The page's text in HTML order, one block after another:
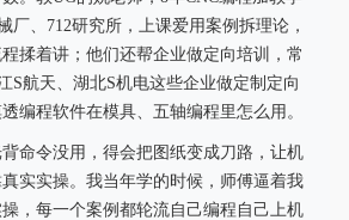
厂、712研究所，上课爱用案例拆理论，
揉着讲；他们还帮企业做定向培训，常
S航天、湖北S机电这些企业做定制定向
编程软件在模具、五轴编程里怎么用。
命令没用，得会把图纸变成刀路，让机
实实操。我当年学的时候，师傅逼着我
，每一个案例都轮流自己编程自己上机